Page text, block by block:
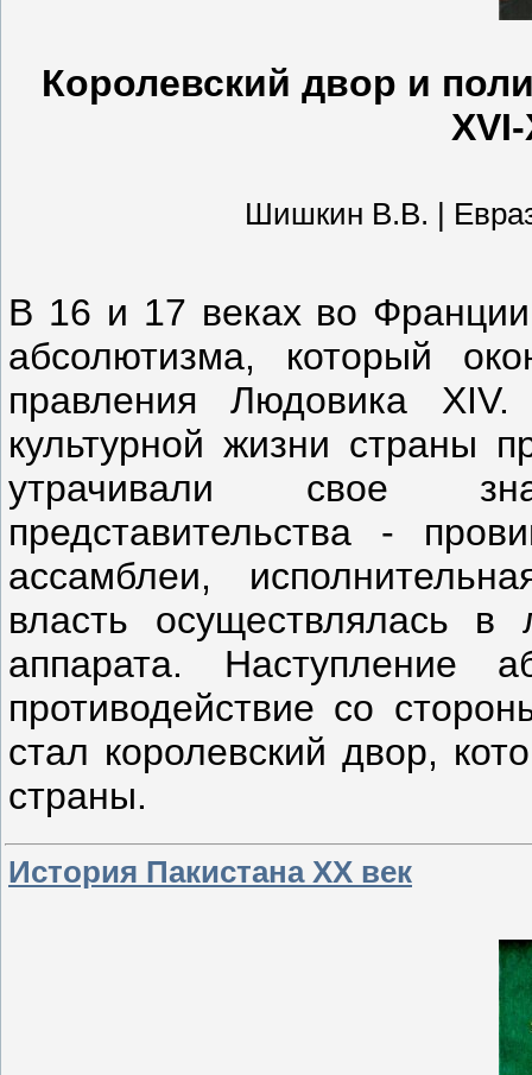
Королевский двор и
Шишкин В.В. |
В 16 и 17 веках во
абсолютизма, который
правления Людовика
культурной жизни страны
утрачивали свое
представительства -
ассамблеи,
власть осуществлялась в
аппарата. Наступление
противодействие со
стал королевский двор,
страны.
История Пакистана XX век